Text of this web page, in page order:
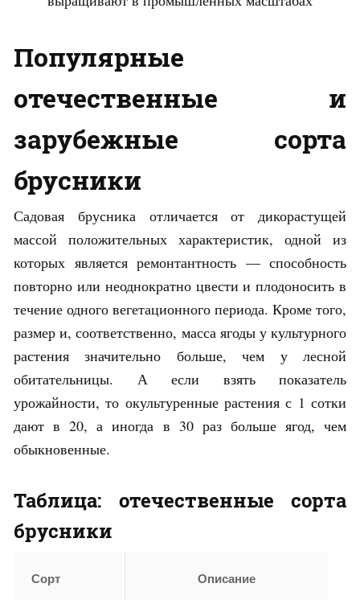
Популярные
отечественные и
зарубежные сорта
брусники
Садовая брусника отличается от дикорастущей
массой положительных характеристик, одной из
которых является ремонтантность — способность
повторно или неоднократно цвести и плодоносить в
течение одного вегетационного периода. Кроме того,
размер и, соответственно, масса ягоды у культурного
растения значительно больше, чем у лесной
обитательницы. А если взять показатель
урожайности, то окультуренные растения с 1 сотки
дают в 20, а иногда в 30 раз больше ягод, чем
обыкновенные.
Таблица: отечественные сорта
брусники
Сорт Описание